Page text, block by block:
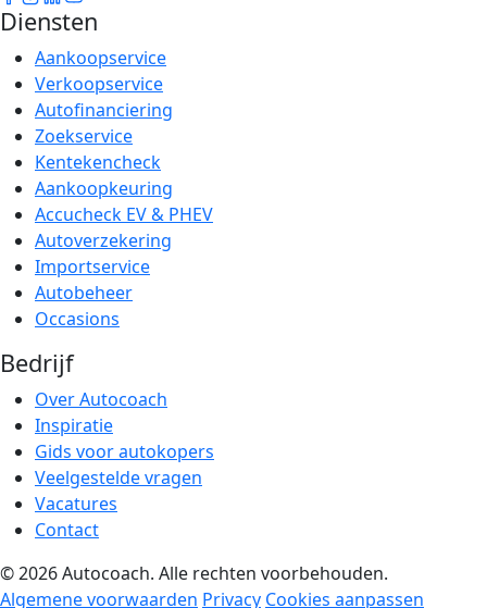
Diensten
Aankoopservice
Verkoopservice
Autofinanciering
Zoekservice
Kentekencheck
Aankoopkeuring
Accucheck EV & PHEV
Autoverzekering
Importservice
Autobeheer
Occasions
Bedrijf
Over Autocoach
Inspiratie
Gids voor autokopers
Veelgestelde vragen
Vacatures
Contact
© 2026 Autocoach. Alle rechten voorbehouden.
Algemene voorwaarden Privacy Cookies aanpassen